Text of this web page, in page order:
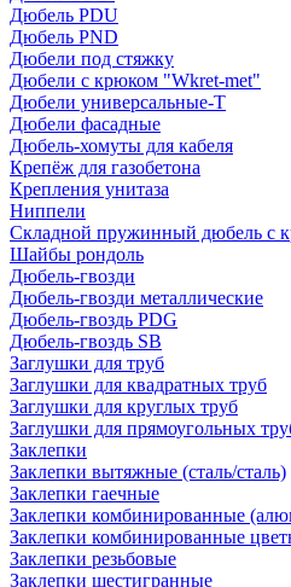
Дюбель PDU
Дюбель PND
Дюбели под стяжку
Дюбели с крюком "Wkret-met"
Дюбели универсальные-Т
Дюбели фасадные
Дюбель-хомуты для кабеля
Крепёж для газобетона
Крепления унитаза
Ниппели
Складной пружинный дюбель с
Шайбы рондоль
Дюбель-гвозди
Дюбель-гвозди металлические
Дюбель-гвоздь PDG
Дюбель-гвоздь SB
Заглушки для труб
Заглушки для квадратных труб
Заглушки для круглых труб
Заглушки для прямоугольных
Заклепки
Заклепки вытяжные (сталь/сталь)
Заклепки гаечные
Заклепки комбинированные
Заклепки комбинированные
Заклепки резьбовые
Заклепки шестигранные